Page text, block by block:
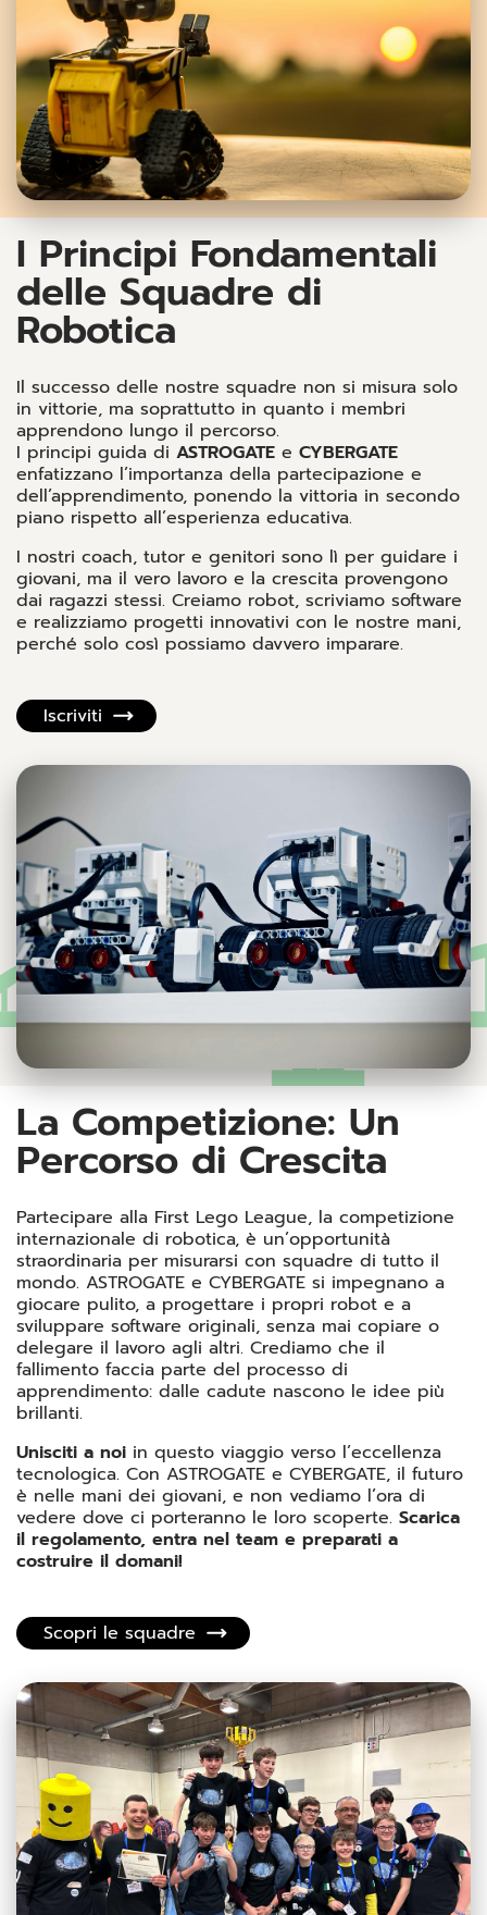
I Principi Fondamentali
delle Squadre di
Robotica
Il successo delle nostre squadre non si misura solo
in vittorie, ma soprattutto in quanto i membri
apprendono lungo il percorso.
I principi guida di ASTROGATE e CYBERGATE
enfatizzano l’importanza della partecipazione e
dell’apprendimento, ponendo la vittoria in secondo
piano rispetto all’esperienza educativa.
I nostri coach, tutor e genitori sono lì per guidare i
giovani, ma il vero lavoro e la crescita provengono
dai ragazzi stessi. Creiamo robot, scriviamo software
e realizziamo progetti innovativi con le nostre mani,
perché solo così possiamo davvero imparare.
Iscriviti
La Competizione: Un
Percorso di Crescita
Partecipare alla First Lego League, la competizione
internazionale di robotica, è un’opportunità
straordinaria per misurarsi con squadre di tutto il
mondo. ASTROGATE e CYBERGATE si impegnano a
giocare pulito, a progettare i propri robot e a
sviluppare software originali, senza mai copiare o
delegare il lavoro agli altri. Crediamo che il
fallimento faccia parte del processo di
apprendimento: dalle cadute nascono le idee più
brillanti.
Unisciti a noi in questo viaggio verso l’eccellenza
tecnologica. Con ASTROGATE e CYBERGATE, il futuro
è nelle mani dei giovani, e non vediamo l’ora di
vedere dove ci porteranno le loro scoperte. Scarica
il regolamento, entra nel team e preparati a
costruire il domani!
Scopri le squadre